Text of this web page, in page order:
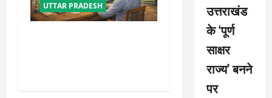
UTTAR PRADESH
उत्तराखंड
के ‘पूर्ण
साक्षर
राज्य’ बनने
पर